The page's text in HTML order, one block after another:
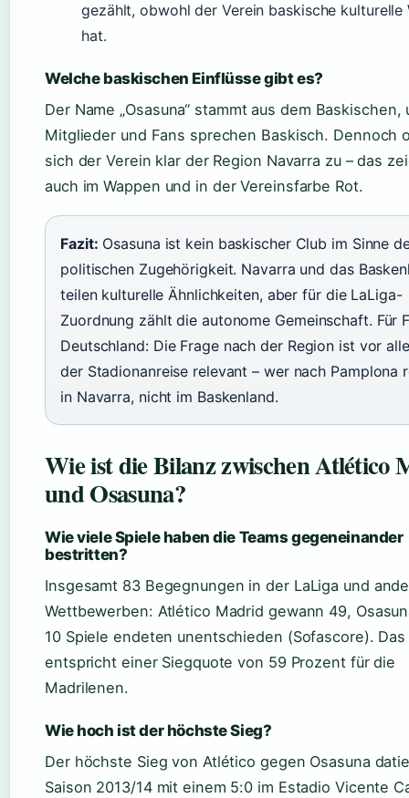
gezählt, obwohl der Verein baskische kulturelle
hat.
Welche baskischen Einflüsse gibt es?
Der Name „Osasuna“ stammt aus dem Baskischen,
Mitglieder und Fans sprechen Baskisch. Dennoch
sich der Verein klar der Region Navarra zu – das
auch im Wappen und in der Vereinsfarbe Rot.
Fazit: Osasuna ist kein baskischer Club im Sinne
politischen Zugehörigkeit. Navarra und das
teilen kulturelle Ähnlichkeiten, aber für die LaLiga-
Zuordnung zählt die autonome Gemeinschaft. Für
Deutschland: Die Frage nach der Region ist vor
der Stadionanreise relevant – wer nach Pamplona
in Navarra, nicht im Baskenland.
Wie ist die Bilanz zwischen Atlético
und Osasuna?
Wie viele Spiele haben die Teams gegeneinander
bestritten?
Insgesamt 83 Begegnungen in der LaLiga und
Wettbewerben: Atlético Madrid gewann 49,
10 Spiele endeten unentschieden (Sofascore). Das
entspricht einer Siegquote von 59 Prozent für die
Madrilenen.
Wie hoch ist der höchste Sieg?
Der höchste Sieg von Atlético gegen Osasuna
Saison 2013/14 mit einem 5:0 im Estadio Vicente